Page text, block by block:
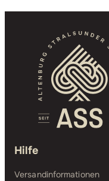
Hilfe
Versandinformationen